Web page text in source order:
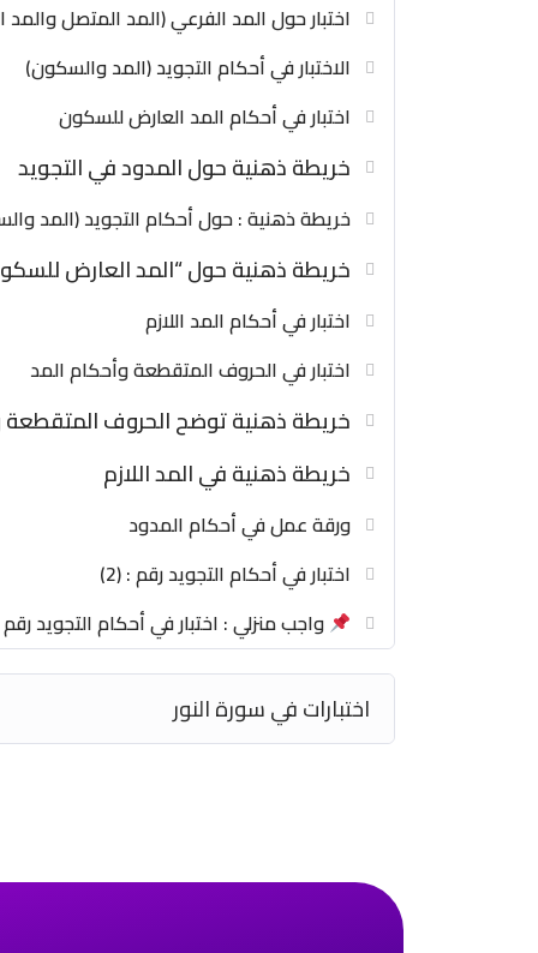
إلى طلاب الصف الثالث الثانوي – الشهادة
بشرى سارة!الآن يمكنكم دراسةمادة التربية
والمراجعة الفعالة!
محتويات المقرر:
سورة النور (للحفظ والتفسير)
عقوبة الزنا
حكم القذف بالزنا وحكم اللعان
حادثة الإفك (1) و (2)
آية الحجاب
أدب الزيارة والاستئذان
لا قيمة للأعمال بلا إيمان
آيات مختارة للتفسير والفهم:
آيات المواريث
الأمر بالعدل والوفاء بالعهد
أعددنا لكم ملفات دراسية منظمة
للحصول على نسختك والمزيد من
اختبار حول المد الفرعي (المد المتصل
الاختبار في أحكام التجويد (المد والسكون)
اختبار في أحكام المد العارض للسكون
خريطة ذهنية حول المدود في التجويد
خريطة ذهنية : حول أحكام التجويد (المد
خريطة ذهنية حول “المد العارض
اختبار في أحكام المد اللازم
اختبار في الحروف المتقطعة وأحكام المد
خريطة ذهنية توضح الحروف
خريطة ذهنية في المد اللازم
ورقة عمل في أحكام المدود
اختبار في أحكام التجويد رقم : (2)
واجب منزلي : اختبار في أحكام التجويد رقم
اختبارات في سورة النور